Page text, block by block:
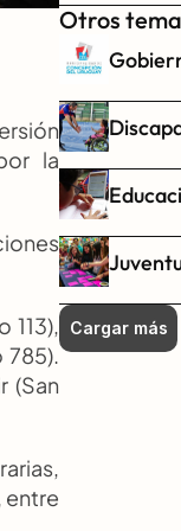
la
113),
785).
(San
entre
Otros
Cargar más